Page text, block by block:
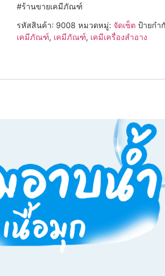
#ร้านขายเคมีภัณฑ์
รหัสสินค้า: 9008 หมวดหมู่: จัดเซ็ต ป้ายกำ
เคมีภัณฑ์, เคมีภัณฑ์, เคมีเครื่องสำอาง